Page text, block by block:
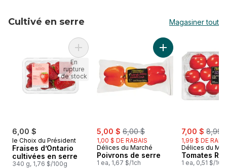
Cultivé en serre Magasiner tout
sauter Cultivé en serre
6,00 $
le Choix du Président
Fraises d’Ontario
cultivées en serre
340 g, 1,76 $/100g
Ajouter Fraises d’Ontario cultivées en serre
En
rupture
de stock
sale:
5,00 $ , formerly:
6,00 $
1,00 $ DE RABAIS
Délices du Marché
Poivrons de serre
1 ea, 1,67 $/1ch
Ajouter Poivrons
sale:
7,00 $ ,
8,99
1,99 $ DE
Délices du
Tomates
1 ea, 0,51 $/